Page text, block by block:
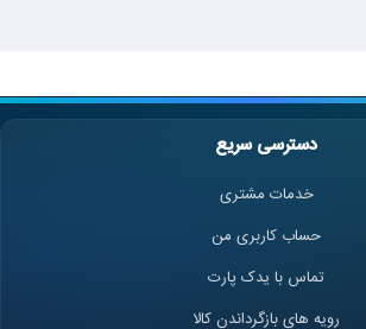
دسترسی سریع
خدمات مشتری
حساب کاربری من
تماس با یدک پارت
رویه های بازگرداندن کالا